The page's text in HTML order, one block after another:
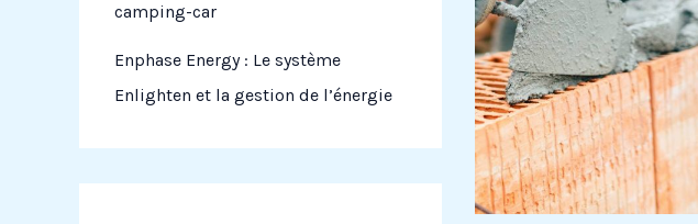
camping-car
Enphase Energy : Le système
Enlighten et la gestion de l’énergie